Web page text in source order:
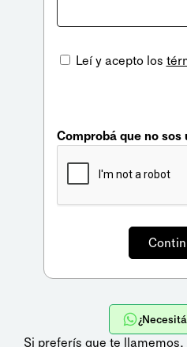
Leí y acepto los
Comprobá que no sos
Si preferís que te llamemos,